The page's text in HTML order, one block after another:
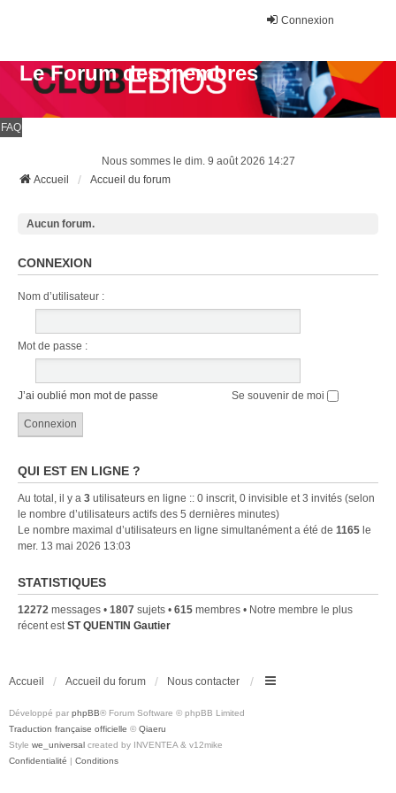
Connexion
Le Forum des membres
FAQ
Nous sommes le dim. 9 août 2026 14:27
Accueil
Accueil du forum
Aucun forum.
CONNEXION
Nom d’utilisateur :
Mot de passe :
J’ai oublié mon mot de passe Se souvenir de moi
QUI EST EN LIGNE ?
Au total, il y a 3 utilisateurs en ligne :: 0 inscrit, 0 invisible et 3 invités (selon
le nombre d’utilisateurs actifs des 5 dernières minutes)
Le nombre maximal d’utilisateurs en ligne simultanément a été de 1165 le
mer. 13 mai 2026 13:03
STATISTIQUES
12272 messages • 1807 sujets • 615 membres • Notre membre le plus
récent est ST QUENTIN Gautier
Accueil Accueil du forum Nous contacter
Développé par phpBB® Forum Software © phpBB Limited
Traduction française officielle © Qiaeru
Style we_universal created by INVENTEA & v12mike
Confidentialité | Conditions